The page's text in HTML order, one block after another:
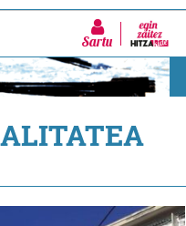
Sartu